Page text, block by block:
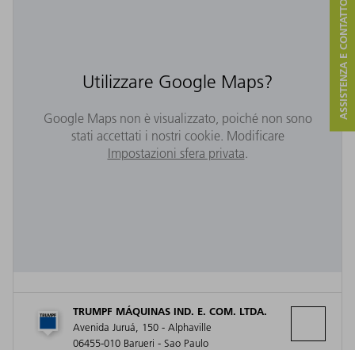
Utilizzare Google Maps?
Google Maps non è visualizzato, poiché non sono
stati accettati i nostri cookie. Modificare
Impostazioni sfera privata.
TRUMPF MÁQUINAS IND. E. COM. LTDA.
Avenida Juruá, 150 - Alphaville
06455-010 Barueri - Sao Paulo
ASSISTENZA E CONTATTO